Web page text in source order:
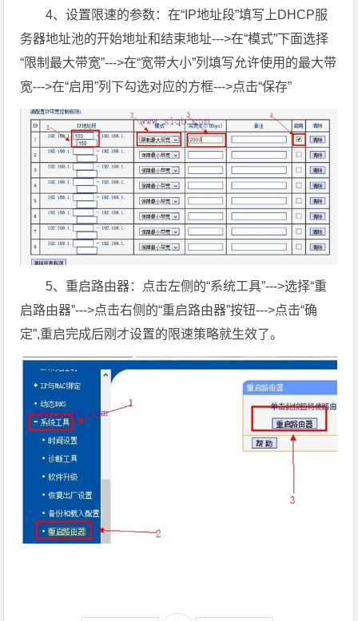
4、设置限速的参数：在“IP地址段”填写上DHCP服
务器地址池的开始地址和结束地址--->在“模式”下面选择
“限制最大带宽”--->在“宽带大小”列填写允许使用的最大带
宽--->在“启用”列下勾选对应的方框--->点击“保存”
5、重启路由器：点击左侧的“系统工具”--->选择“重
启路由器”--->点击右侧的“重启路由器”按钮--->点击“确
定”,重启完成后刚才设置的限速策略就生效了。